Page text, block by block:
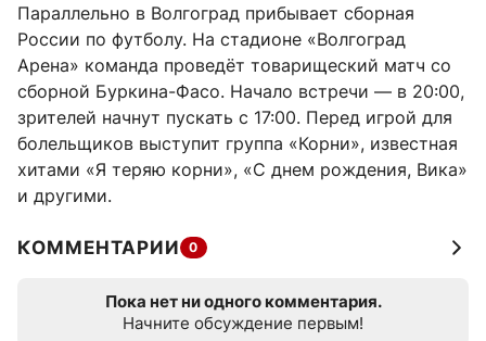
Параллельно в Волгоград прибывает сборная
России по футболу. На стадионе «Волгоград
Арена» команда проведёт товарищеский матч со
сборной Буркина-Фасо. Начало встречи — в 20:00,
зрителей начнут пускать с 17:00. Перед игрой для
болельщиков выступит группа «Корни», известная
хитами «Я теряю корни», «С днем рождения, Вика»
и другими.
КОММЕНТАРИИ 0
Пока нет ни одного комментария.
Начните обсуждение первым!